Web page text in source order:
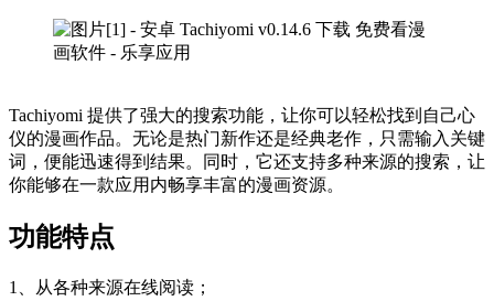
Tachiyomi 提供了强大的搜索功能，让你可以轻松找到自己心
仪的漫画作品。无论是热门新作还是经典老作，只需输入关键
词，便能迅速得到结果。同时，它还支持多种来源的搜索，让
你能够在一款应用内畅享丰富的漫画资源。
功能特点
1、从各种来源在线阅读；